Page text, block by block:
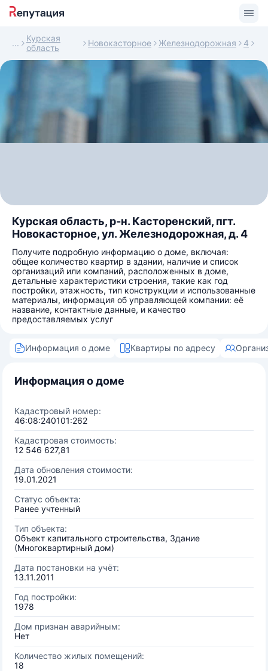
Курская
область
Новокасторное Железнодорожная 4
Курская область, р-н. Касторенский, пгт.
Новокасторное, ул. Железнодорожная, д. 4
Получите подробную информацию о доме, включая:
общее количество квартир в здании, наличие и список
организаций или компаний, расположенных в доме,
детальные характеристики строения, такие как год
постройки, этажность, тип конструкции и использованные
материалы, информация об управляющей компании: её
название, контактные данные, и качество
предоставляемых услуг
Информация о доме Квартиры по адресу
Информация о доме
Кадастровый номер:
46:08:240101:262
Кадастровая стоимость:
12 546 627,81
Дата обновления стоимости:
19.01.2021
Статус объекта:
Ранее учтенный
Тип объекта:
Объект капитального строительства, Здание
(Многоквартирный дом)
Дата постановки на учёт:
13.11.2011
Год постройки:
1978
Дом признан аварийным:
Нет
Количество жилых помещений:
18